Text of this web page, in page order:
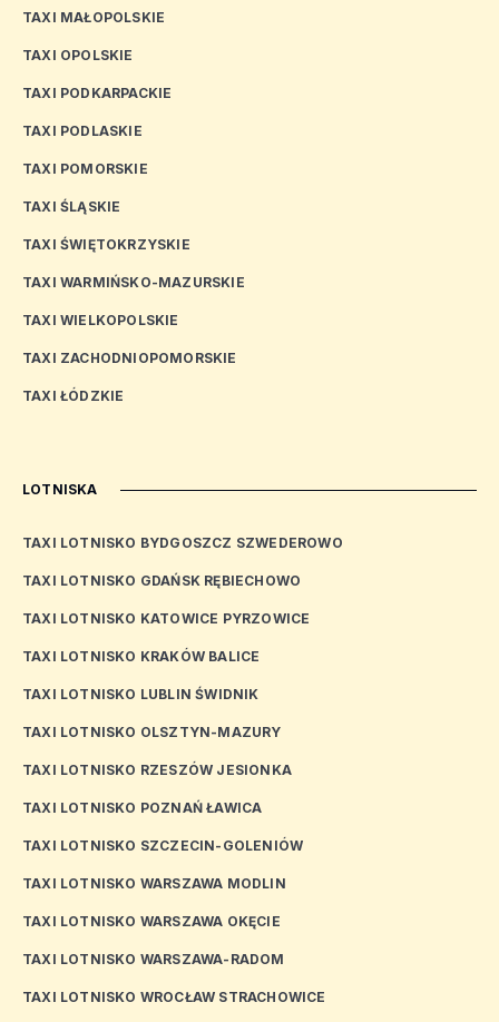
TAXI MAŁOPOLSKIE
TAXI OPOLSKIE
TAXI PODKARPACKIE
TAXI PODLASKIE
TAXI POMORSKIE
TAXI ŚLĄSKIE
TAXI ŚWIĘTOKRZYSKIE
TAXI WARMIŃSKO-MAZURSKIE
TAXI WIELKOPOLSKIE
TAXI ZACHODNIOPOMORSKIE
TAXI ŁÓDZKIE
LOTNISKA
TAXI LOTNISKO BYDGOSZCZ SZWEDEROWO
TAXI LOTNISKO GDAŃSK RĘBIECHOWO
TAXI LOTNISKO KATOWICE PYRZOWICE
TAXI LOTNISKO KRAKÓW BALICE
TAXI LOTNISKO LUBLIN ŚWIDNIK
TAXI LOTNISKO OLSZTYN-MAZURY
TAXI LOTNISKO RZESZÓW JESIONKA
TAXI LOTNISKO POZNAŃ ŁAWICA
TAXI LOTNISKO SZCZECIN-GOLENIÓW
TAXI LOTNISKO WARSZAWA MODLIN
TAXI LOTNISKO WARSZAWA OKĘCIE
TAXI LOTNISKO WARSZAWA-RADOM
TAXI LOTNISKO WROCŁAW STRACHOWICE